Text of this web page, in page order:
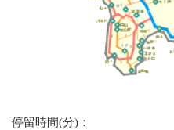
停留時間(分)：